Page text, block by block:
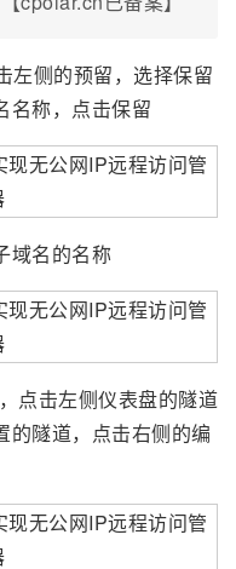
左侧的预留，选择保留
名称，点击保留
域名的名称
点击左侧仪表盘的隧道
隧道，点击右侧的编